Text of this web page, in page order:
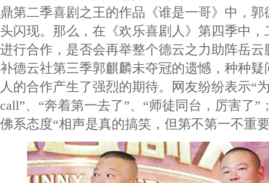
鼎第二季喜剧之王的作品《谁是一哥》中，
头闪现。那么，在《欢乐喜剧人》第四季中
进行合作，是否会再举整个德云之力助阵岳
补德云社第三季郭麒麟未夺冠的遗憾，种种
人的合作产生了强烈的期待。网友纷纷表示“
call”、“奔着第一去了”、“师徒同台，厉害了”
佛系态度“相声是真的搞笑，但第不第一不重